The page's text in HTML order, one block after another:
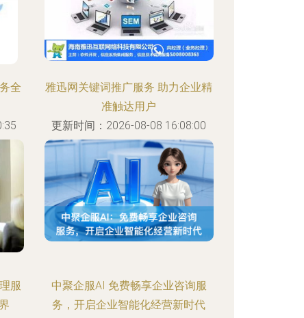
全
雅迅网关键词推广服务 助力企业精
准触达用户
更新时间：2026-08-08 16:08:00
服
中聚企服AI 免费畅享企业咨询服
务，开启企业智能化经营新时代